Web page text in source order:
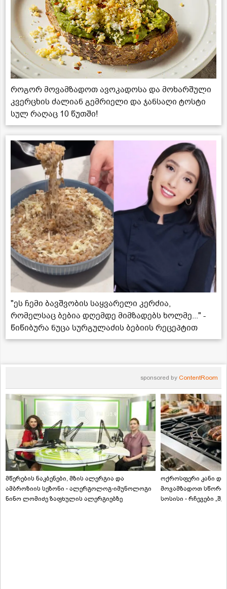
როგორ მოვამზადოთ ავოკადოსა და მოხარშული
კვერცხის ძალიან გემრიელი და ჯანსაღი ტოსტი
სულ რაღაც 10 წუთში!
"ეს ჩემი ბავშვობის საყვარელი კერძია,
რომელსაც ბებია დღემდე მიმზადებს ხოლმე..." -
წიწიბურა ნუცა სურგულაძის ბებიის რეცეპტით
sponsored by ContentRoom
მწერების ნაკბენები, მზის ალერგია და
ამბროზიის სეზონი - ალერგოლოგ-იმუნოლოგი
ნინო ლომიძე ზაფხულის ალერგიებზე
ოქროსფერი კანი და
მოვამზადოთ
სოსისი - რჩევები